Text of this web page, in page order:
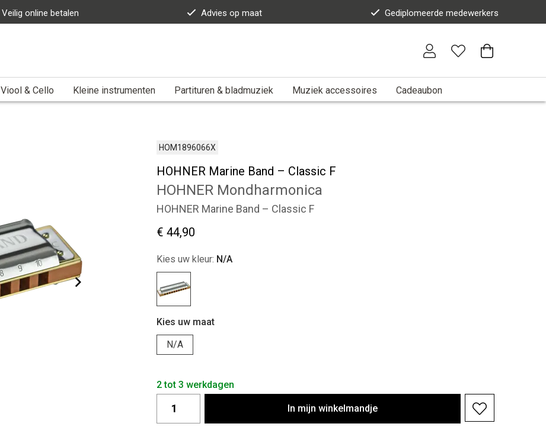
Veilig online betalen Advies op maat Gediplomeerde medewerkers
Viool & Cello Kleine instrumenten Partituren & bladmuziek Muziek accessoires Cadeaubon
HOM1896066X
HOHNER Marine Band – Classic F
HOHNER Mondharmonica
HOHNER Marine Band – Classic F
€ 44,90
Kies uw kleur: N/A
Kies uw maat
N/A
2 tot 3 werkdagen
In mijn winkelmandje